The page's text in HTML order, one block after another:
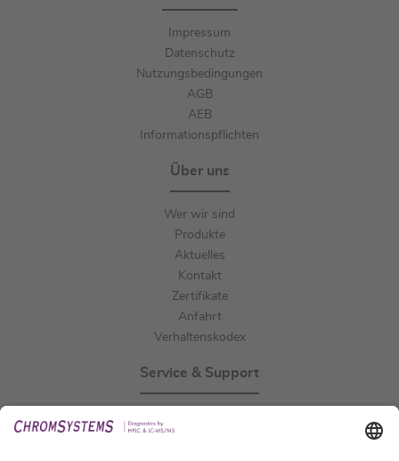
Impressum
Datenschutz
Nutzungsbedingungen
AGB
AEB
Informationspflichten
Über uns
Wer wir sind
Produkte
Aktuelles
Kontakt
Zertifikate
Anfahrt
Verhaltenskodex
Service & Support